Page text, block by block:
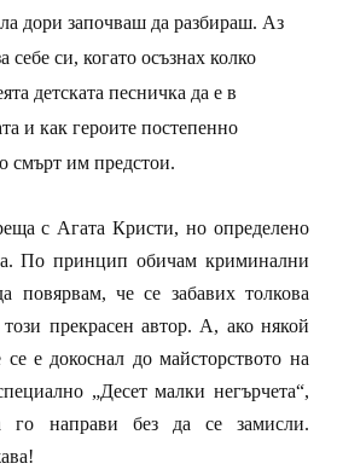
дори започваш да разбираш. Аз
себе си, когато осъзнах колко
детската песничка да е в
и как героите постепенно
смърт им предстои.
с Агата Кристи, но определено
По принцип обичам криминални
повярвам, че се забавих толкова
прекрасен автор. А, ако някой
е докоснал до майсторството на
„Десет малки негърчета“,
го направи без да се замисли.